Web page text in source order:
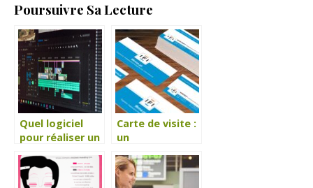
Poursuivre Sa Lecture
Quel logiciel
pour réaliser un
pour son
entreprise ?
Carte de visite :
un
même à l’heure
du digital